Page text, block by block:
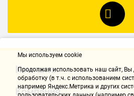
Контакты
Компания
Мы используем cookie
Продолжая использовать наш cайт, Вы
обработку (в т.ч. с использованием
например Яндекс.Метрика и других